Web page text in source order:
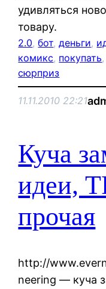
удивляться
товару.
2.0, бот, деньги,
комикс, покупать,
сюрприз
11.11.2010 22:21
Куча
идеи,
прочая
http://
neering — куча